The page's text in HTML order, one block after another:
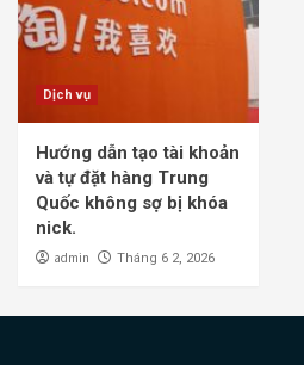
Dịch vụ
Hướng dẫn tạo tài khoản
và tự đặt hàng Trung
Quốc không sợ bị khóa
nick.
admin Tháng 6 2, 2026